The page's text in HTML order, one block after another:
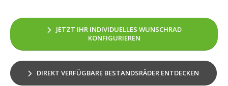
JETZT IHR INDIVIDUELLES WUNSCHRAD
KONFIGURIEREN
DIREKT VERFÜGBARE BESTANDSRÄDER ENTDECKEN